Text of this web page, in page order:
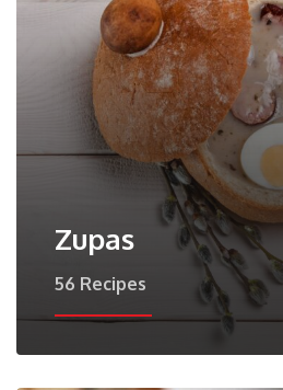
Zupas
56 Recipes